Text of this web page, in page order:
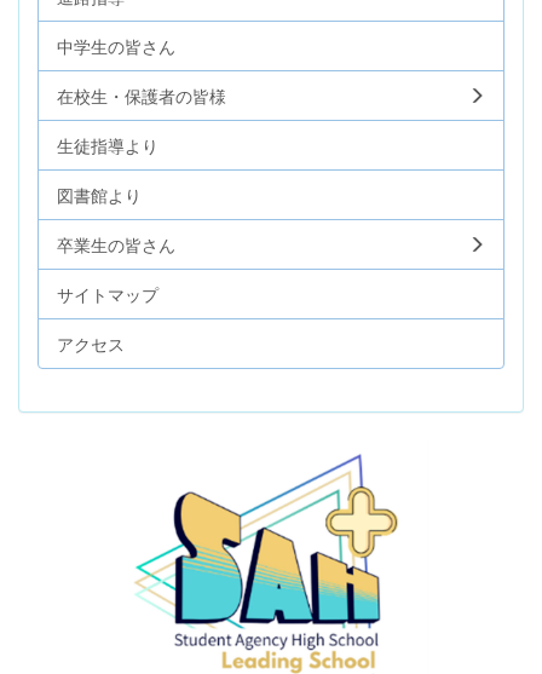
中学生の皆さん
在校生・保護者の皆様
生徒指導より
図書館より
卒業生の皆さん
サイトマップ
アクセス